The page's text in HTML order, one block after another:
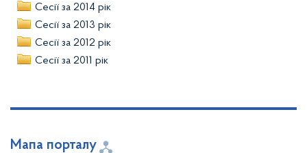
Сесії за 2014 рік
Сесії за 2013 рік
Сесії за 2012 рік
Сесії за 2011 рік
Мапа порталу